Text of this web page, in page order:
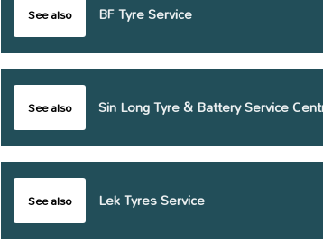
See also BF Tyre Service
See also Sin Long Tyre & Battery Service
See also Lek Tyres Service